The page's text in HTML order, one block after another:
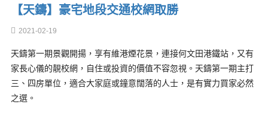
【天鑄】豪宅地段交通校網取勝
2021-02-19
天鑄第一期景觀開揚，享有維港煙花景，連接何文田港鐵站，又有
家長心儀的靚校網，自住或投資的價值不容忽視。天鑄第一期主打
三、四房單位，適合大家庭或鐘意闊落的人士，是有實力買家必然
之選。